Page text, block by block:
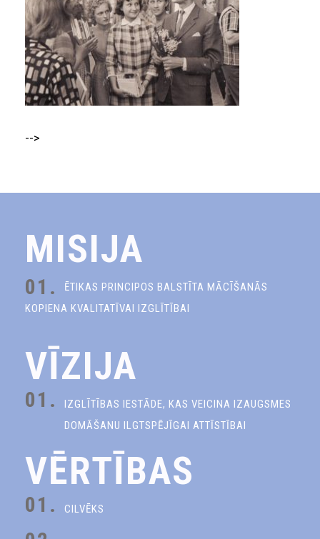
-->
MISIJA
01.
ĒTIKAS PRINCIPOS BALSTĪTA MĀCĪŠANĀS
KOPIENA KVALITATĪVAI IZGLĪTĪBAI
VĪZIJA
01.
IZGLĪTĪBAS IESTĀDE, KAS VEICINA IZAUGSMES
DOMĀŠANU ILGTSPĒJĪGAI ATTĪSTĪBAI
VĒRTĪBAS
01. CILVĒKS